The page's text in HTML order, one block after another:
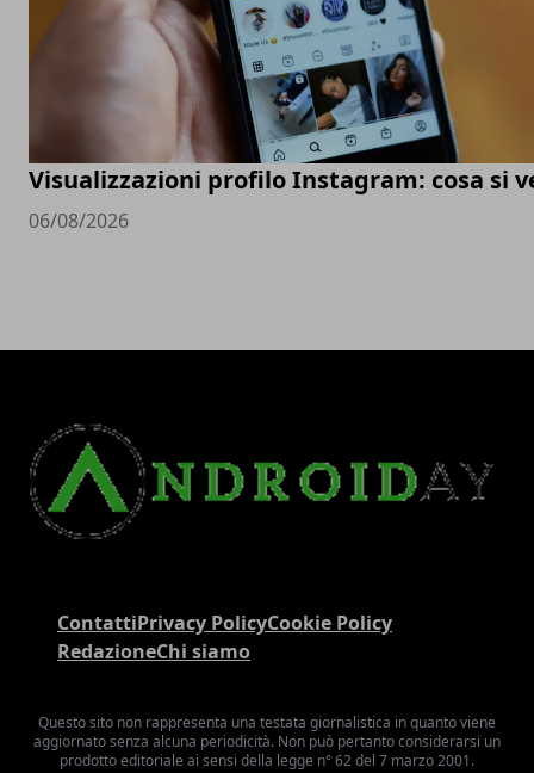
Visualizzazioni profilo Instagram: cosa si
06/08/2026
ContattiPrivacy PolicyCookie Policy
RedazioneChi siamo
Questo sito non rappresenta una testata giornalistica in quanto viene
aggiornato senza alcuna periodicità. Non può pertanto considerarsi un
prodotto editoriale ai sensi della legge n° 62 del 7 marzo 2001.